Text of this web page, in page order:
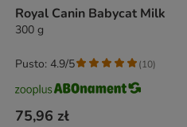
Royal Canin Babycat Milk
300 g
75,96 zł
Pusto: 4.9/5 (10)